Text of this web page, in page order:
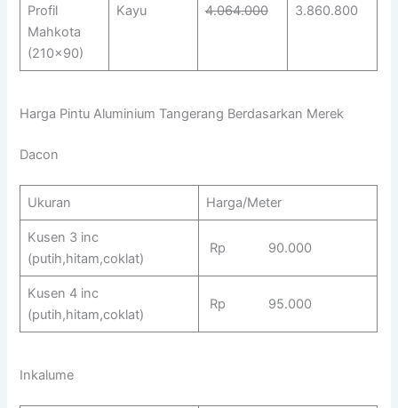
Profil
Mahkota
(210×90)
Kayu
4.064.000
3.860.800
Harga Pintu Aluminium Tangerang Berdasarkan Merek
Dacon
Ukuran Harga/Meter
Kusen 3 inc
(putih,hitam,coklat)
Rp 90.000
Kusen 4 inc
(putih,hitam,coklat)
Rp 95.000
Inkalume